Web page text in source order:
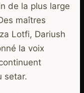
de la plus large
maîtres
Lotfi, Dariush
la voix
setar.